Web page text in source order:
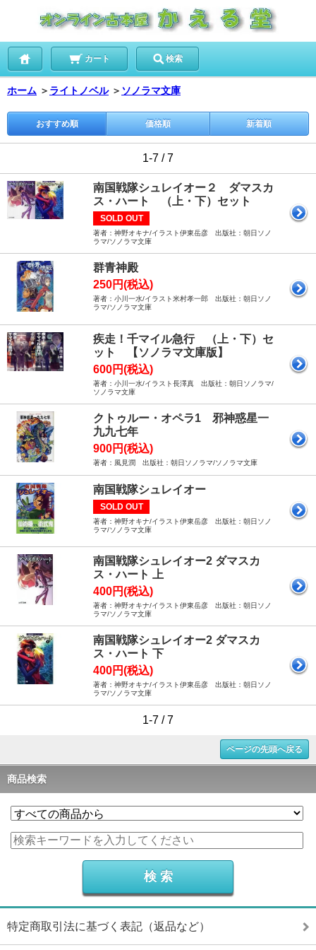
カート 検索
ホーム ＞ ライトノベル ＞ ソノラマ文庫
おすすめ順 価格順 新着順
1-7 / 7
南国戦隊シュレイオー２ ダマスカ
ス・ハート （上・下）セット
SOLD OUT
著者：神野オキナ/イラスト伊東岳彦 出版社：朝日ソノ
ラマ/ソノラマ文庫
群青神殿
250円(税込)
著者：小川一水/イラスト米村孝一郎 出版社：朝日ソノ
ラマ/ソノラマ文庫
疾走！千マイル急行 （上・下）セ
ット 【ソノラマ文庫版】
600円(税込)
著者：小川一水/イラスト長澤真 出版社：朝日ソノラマ/
ソノラマ文庫
クトゥルー・オペラ1 邪神惑星一
九九七年
900円(税込)
著者：風見潤 出版社：朝日ソノラマ/ソノラマ文庫
南国戦隊シュレイオー
SOLD OUT
著者：神野オキナ/イラスト伊東岳彦 出版社：朝日ソノ
ラマ/ソノラマ文庫
南国戦隊シュレイオー2 ダマスカ
ス・ハート 上
400円(税込)
著者：神野オキナ/イラスト伊東岳彦 出版社：朝日ソノ
ラマ/ソノラマ文庫
南国戦隊シュレイオー2 ダマスカ
ス・ハート 下
400円(税込)
著者：神野オキナ/イラスト伊東岳彦 出版社：朝日ソノ
ラマ/ソノラマ文庫
1-7 / 7
ページの先頭へ戻る
商品検索
特定商取引法に基づく表記（返品など）